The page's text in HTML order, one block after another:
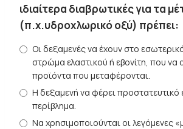
ιδιαίτερα διαβρωτικές για τα
(π.χ.υδροχλωρικό οξύ) πρέπει:
Οι δεξαμενές να έχουν στο
στρώμα ελαστικού ή εβονίτη, που να
προϊόντα που μεταφέρονται.
Η δεξαμενή να φέρει προστατευτικό
περίβλημα.
Να χρησιμοποιούνται οι λεγόμενες